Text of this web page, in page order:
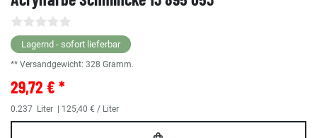
Lagernd - sofort lieferbar
** Versandgewicht: 328 Gramm.
29,72 € *
0.237 Liter | 125,40 € / Liter